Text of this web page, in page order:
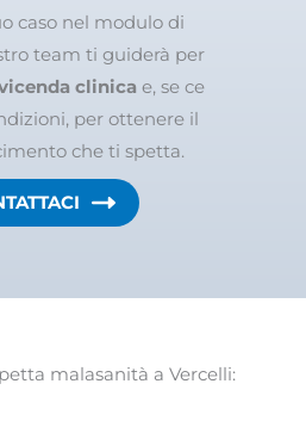
caso nel modulo di
team ti guiderà per
clinica e, se ce
per ottenere il
che ti spetta.
malasanità a Vercelli: